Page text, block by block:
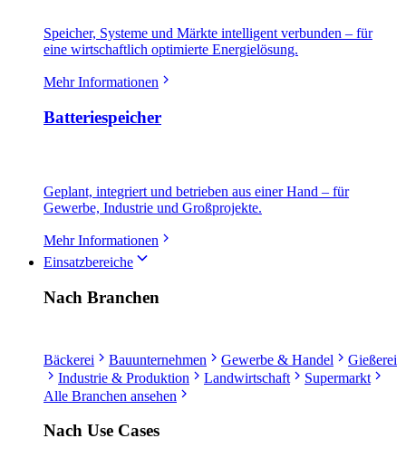
Speicher, Systeme und Märkte intelligent verbunden – für
eine wirtschaftlich optimierte Energielösung.
Mehr Informationen
Batteriespeicher
Geplant, integriert und betrieben aus einer Hand – für
Gewerbe, Industrie und Großprojekte.
Mehr Informationen
Einsatzbereiche
Nach Branchen
Bäckerei Bauunternehmen Gewerbe & Handel
Gießerei
Industrie & Produktion
Landwirtschaft
Supermarkt
Alle Branchen ansehen
Nach Use Cases